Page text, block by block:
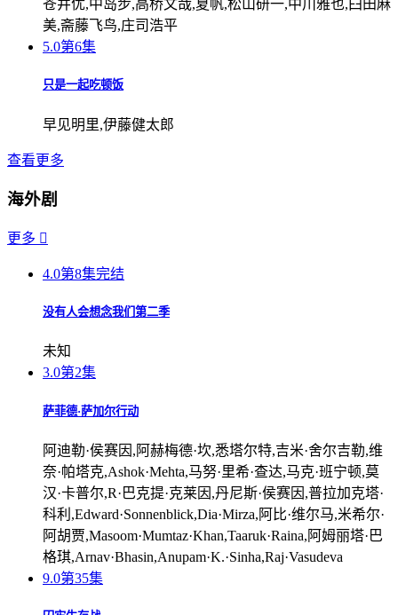
苍井优,中岛步,高桥文哉,夏帆,松山研一,中川雅也,臼田麻
美,斋藤飞鸟,庄司浩平
5.0第6集
只是一起吃顿饭
早见明里,伊藤健太郎
查看更多
海外剧
更多 
4.0第8集完结
没有人会想念我们第二季
未知
3.0第2集
萨菲德·萨加尔行动
阿迪勒·侯赛因,阿赫梅德·坎,悉塔尔特,吉米·舍尔吉勒,维
奈·帕塔克,Ashok·Mehta,马努·里希·查达,马克·班宁顿,莫
汉·卡普尔,R·巴克提·克莱因,丹尼斯·侯赛因,普拉加克塔·
科利,Edward·Sonnenblick,Dia·Mirza,阿比·维尔马,米希尔·
阿胡贾,Masoom·Mumtaz·Khan,Taaruk·Raina,阿姆丽塔·巴
格琪,Arnav·Bhasin,Anupam·K.·Sinha,Raj·Vasudeva
9.0第35集